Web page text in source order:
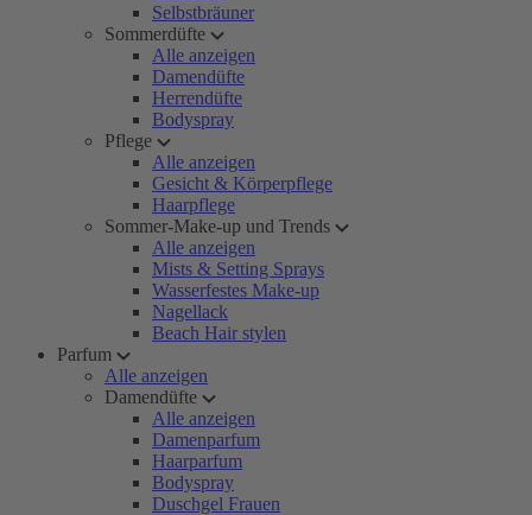
Selbstbräuner
Sommerdüfte
Alle anzeigen
Damendüfte
Herrendüfte
Bodyspray
Pflege
Alle anzeigen
Gesicht & Körperpflege
Haarpflege
Sommer-Make-up und Trends
Alle anzeigen
Mists & Setting Sprays
Wasserfestes Make-up
Nagellack
Beach Hair stylen
Parfum
Alle anzeigen
Damendüfte
Alle anzeigen
Damenparfum
Haarparfum
Bodyspray
Duschgel Frauen